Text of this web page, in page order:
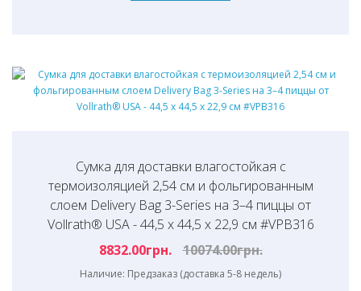
Сумка для доставки влагостойкая с
термоизоляцией 2,54 см и фольгированным
слоем Delivery Bag 3-Series на 3–4 пиццы от
Vollrath® USA - 44,5 х 44,5 х 22,9 см #VPB316
8832.00грн.
10074.00грн.
Наличие: Предзаказ (доставка 5-8 недель)